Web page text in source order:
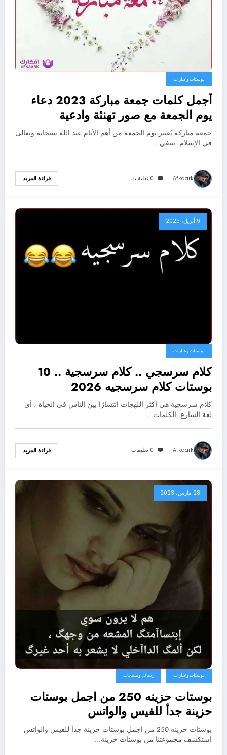
بوستات وعبارات
أجمل كلمات جمعة مباركة 2023 دعاء
يوم الجمعة مع صور تهنئة وادعية
جمعة مباركة يُعتبر يوم الجمعة من أهم الأيام عند الله سبحانه وتعالى
في الإسلام. ينبغي…
Afkaark 0 تعليقات قراءة المزيد
9 أبريل، 2023
بوستات وعبارات
كلام سرسجي .. كلام سرسجية .. 10
بوستات كلام سرسجيه 2026
كلام سرسجية هي أكثر اللهجات انتشارًا بين الناس في الحياة ، أي
لغة الشارع. الكلمات…
Afkaark 0 تعليقات قراءة المزيد
28 مارس، 2023
بوستات وعبارات رسائل ومسجات
بوستات حزينه 250 من اجمل بوستات
حزينة جدأ للفيس والواتس
بوستات حزينه 250 من اجمل بوستات حزينة جدأ للفيس والواتس
استكشف مجموعتنا من بوستات حزينة…